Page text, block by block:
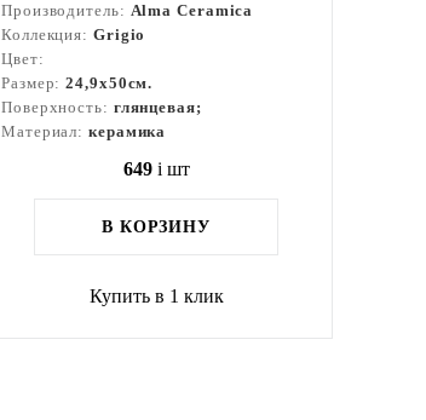
Производитель: Alma Ceramica
Коллекция: Grigio
Цвет:
Размер:24,9x50см.
Поверхность: глянцевая;
Материал: керамика
649 i шт
В КОРЗИНУ
Купить в 1 клик